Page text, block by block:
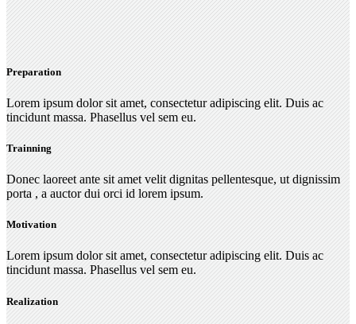
Preparation
Lorem ipsum dolor sit amet, consectetur adipiscing elit. Duis ac
tincidunt massa. Phasellus vel sem eu.
Trainning
Donec laoreet ante sit amet velit dignitas pellentesque, ut dignissim
porta , a auctor dui orci id lorem ipsum.
Motivation
Lorem ipsum dolor sit amet, consectetur adipiscing elit. Duis ac
tincidunt massa. Phasellus vel sem eu.
Realization